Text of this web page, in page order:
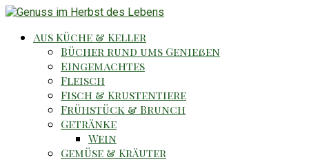
Aus Küche & Keller
Bücher rund ums Genießen
Eingemachtes
Fleisch
Fisch & Krustentiere
Frühstück & Brunch
Getränke
Wein
Gemüse & Kräuter